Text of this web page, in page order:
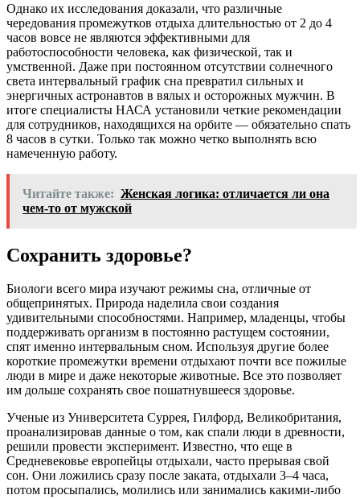
Однако их исследования доказали, что различные
чередования промежутков отдыха длительностью от 2 до 4
часов вовсе не являются эффективными для
работоспособности человека, как физической, так и
умственной. Даже при постоянном отсутствии солнечного
света интервальный график сна превратил сильных и
энергичных астронавтов в вялых и осторожных мужчин. В
итоге специалисты НАСА установили четкие рекомендации
для сотрудников, находящихся на орбите — обязательно спать
8 часов в сутки. Только так можно четко выполнять всю
намеченную работу.
Читайте также: Женская логика: отличается ли она
чем-то от мужской
Сохранить здоровье?
Биологи всего мира изучают режимы сна, отличные от
общепринятых. Природа наделила свои создания
удивительными способностями. Например, младенцы, чтобы
поддерживать организм в постоянно растущем состоянии,
спят именно интервальным сном. Используя другие более
короткие промежутки времени отдыхают почти все пожилые
люди в мире и даже некоторые животные. Все это позволяет
им дольше сохранять свое пошатнувшееся здоровье.
Ученые из Университета Суррея, Гилфорд, Великобритания,
проанализировав данные о том, как спали люди в древности,
решили провести эксперимент. Известно, что еще в
Средневековье европейцы отдыхали, часто прерывая свой
сон. Они ложились сразу после заката, отдыхали 3–4 часа,
потом просыпались, молились или занимались какими-либо